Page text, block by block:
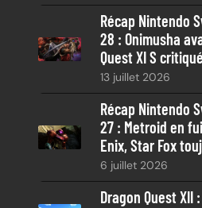
Récap Nintendo
28 : Onimusha
Quest XI S critiqué
13 juillet 2026
Récap Nintendo
27 : Metroid en
Enix, Star Fox
6 juillet 2026
Dragon Quest XII